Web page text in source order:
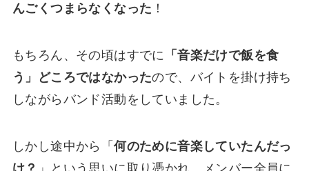
んごくつまらなくなった ！
もちろん、その頃はすでに
「音楽だけで飯を食
う」どころではなかったので、バイトを掛け持ち
しながらバンド活動をしていました。
しかし途中から「何のために音楽していたんだっ
け？ 」という思いに取り憑かれ、メンバー全員に